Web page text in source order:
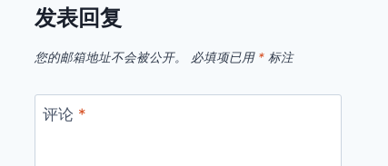
发表回复
您的邮箱地址不会被公开。 必填项已用 * 标注
评论 *